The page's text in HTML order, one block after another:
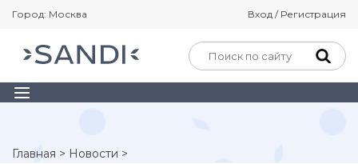
Город: Москва Вход / Регистрация
Главная > Новости >